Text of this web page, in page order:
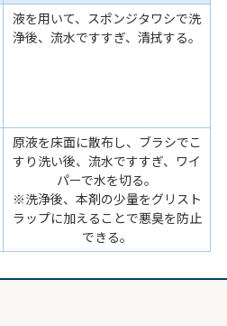
液を用いて、スポンジタワシで洗
浄後、流水ですすぎ、清拭する。
原液を床面に散布し、ブラシでこ
すり洗い後、流水ですすぎ、ワイ
パーで水を切る。
※洗浄後、本剤の少量をグリスト
ラップに加えることで悪臭を防止
できる。